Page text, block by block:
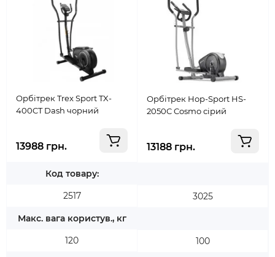
Орбітрек Trex Sport TX-
400CT Dash чорний
13988 грн.
Код товару:
2517
Макс. вага користув., кг
120
Орбітрек Hop-Sport HS-
2050C Cosmo сірий
13188 грн.
3025
100